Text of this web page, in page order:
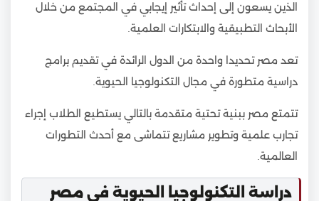
الذين يسعون إلى إحداث تأثير إيجابي في المجتمع من خلال
الأبحاث التطبيقية والابتكارات العلمية.
تعد مصر تحديدا واحدة من الدول الرائدة في تقديم برامج
دراسية متطورة في مجال التكنولوجيا الحيوية.
تتمتع مصر ببنية تحتية متقدمة بالتالي يستطيع الطلاب إجراء
تجارب علمية وتطوير مشاريع تتماشى مع أحدث التطورات
العالمية.
دراسة التكنولوجيا الحيوية في مصر